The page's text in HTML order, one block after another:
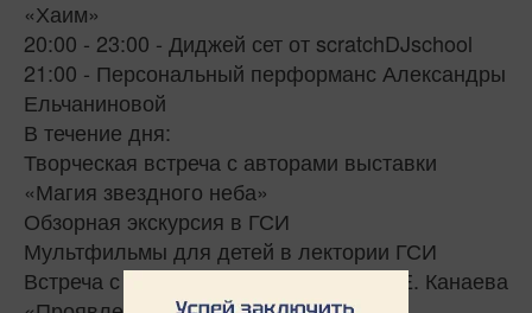
«Хаим»
20:00 - 23:00 - Диджей сет от scratchDJschool
21:00 - Персональный перформанс Александры
Ельчаниновой
В течение дня:
Творческая встреча с авторами выставки
«Магия звездного неба»
Обзорная экскурсия в ГСИ
Мультфильмы для детей в лектории ГСИ
Встреча с фотографами на выставке Е. Канаева